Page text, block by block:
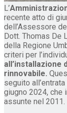
L’
recente atto di
dell’Assessore
Dott. Thomas De
della Regione
criteri per
all’installazione
rinnovabile.
seguito
giugno 2024, che
assunte nel 2011.